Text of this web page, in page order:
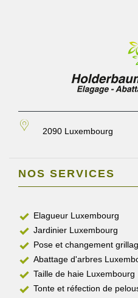
2090 Luxembourg
NOS SERVICES
Elagueur Luxembourg
Jardinier Luxembourg
Pose et changement
Abattage d'arbres
Taille de haie Luxembourg
Tonte et réfection de